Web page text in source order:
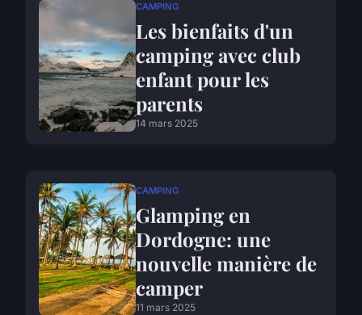
CAMPING
Les bienfaits d'un
camping avec club
enfant pour les
parents
14 mars 2025
CAMPING
Glamping en
Dordogne: une
nouvelle manière de
camper
11 mars 2025